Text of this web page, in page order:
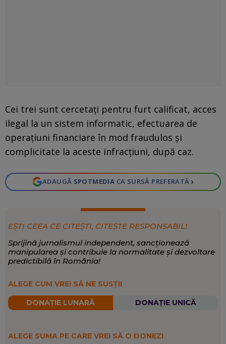
Cei trei sunt cercetați pentru furt calificat, acces
ilegal la un sistem informatic, efectuarea de
operațiuni financiare în mod fraudulos și
complicitate la aceste infracțiuni, după caz.
ADAUGĂ SPOTMEDIA CA SURSĂ PREFERATĂ ›
EȘTI CEEA CE CITEȘTI, CITEȘTE RESPONSABIL!
Sprijină jurnalismul independent, sancționează
manipularea și contribuie la normalitate și dezvoltare
predictibilă în România!
ALEGE CUM VREI SĂ NE SUSȚII
DONAȚIE LUNARĂ DONAȚIE UNICĂ
ALEGE SUMA PE CARE VREI SĂ O DONEZI